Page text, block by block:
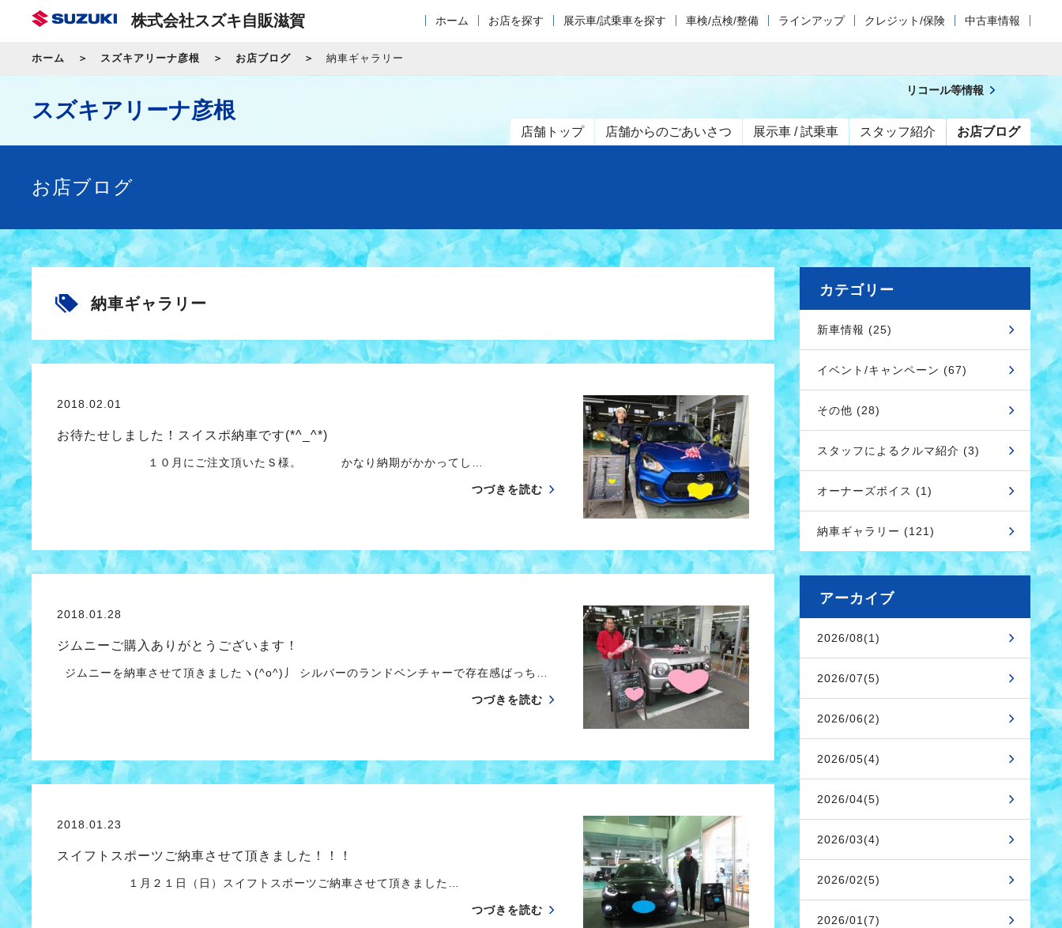
株式会社スズキ自販滋賀 ホーム お店を探す 展示車/試乗車を探す 車検/点検/整備 ラインアップ クレジット/保険 中古車情報
ホーム スズキアリーナ彦根 お店ブログ 納車ギャラリー
スズキアリーナ彦根
店舗トップ 店舗からのごあいさつ 展示車 / 試乗車 スタッフ紹介 お店ブログ
リコール等情報
お店ブログ
納車ギャラリー
2018.02.01
お待たせしました！スイスポ納車です(*^_^*)
１０月にご注文頂いたＳ様。 かなり納期がかかってし…
つづきを読む
2018.01.28
ジムニーご購入ありがとうございます！
ジムニーを納車させて頂きましたヽ(^o^)丿 シルバーのランドベンチャーで存在感ばっち…
つづきを読む
2018.01.23
スイフトスポーツご納車させて頂きました！！！
１月２１日（日）スイフトスポーツご納車させて頂きました…
つづきを読む
カテゴリー
新車情報 (25)
イベント/キャンペーン (67)
その他 (28)
スタッフによるクルマ紹介 (3)
オーナーズボイス (1)
納車ギャラリー (121)
アーカイブ
2026/08(1)
2026/07(5)
2026/06(2)
2026/05(4)
2026/04(5)
2026/03(4)
2026/02(5)
2026/01(7)